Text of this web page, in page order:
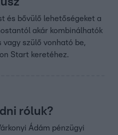
és bővülő lehetőségeket a
akár kombinálhatók
szülő vonható be,
Start keretéhez.
róluk?
Ádám pénzügyi